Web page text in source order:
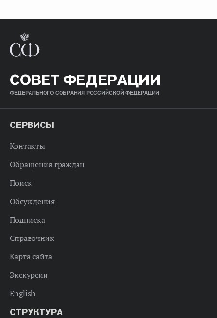
СОВЕТ ФЕДЕРАЦИИ
ФЕДЕРАЛЬНОГО СОБРАНИЯ РОССИЙСКОЙ ФЕДЕРАЦИИ
СЕРВИСЫ
Контакты
Обращения граждан
Поиск
Обсуждения
Подписка
Справочник
Карта сайта
Экскурсии
English
СТРУКТУРА